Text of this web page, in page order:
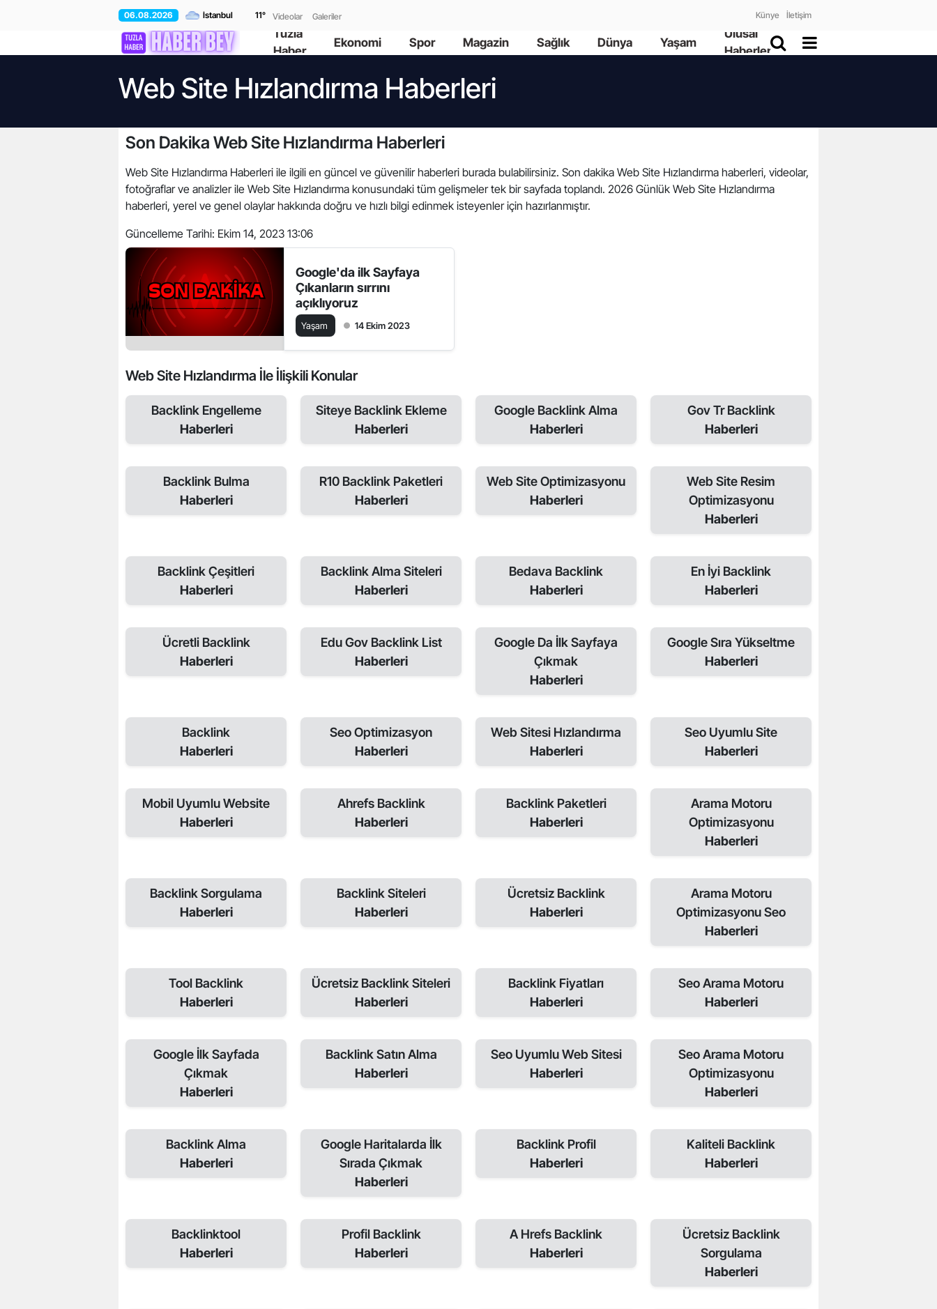
06.08.2026 11° Videolar Galeriler Künye İletişim
Tuzla
Haber
Ekonomi Spor Magazin Sağlık Dünya Yaşam
Ulusal
Haberler
Web Site Hızlandırma Haberleri
Son Dakika Web Site Hızlandırma Haberleri
Web Site Hızlandırma Haberleri ile ilgili en güncel ve güvenilir haberleri burada bulabilirsiniz. Son dakika Web Site Hızlandırma haberleri, videolar,
fotoğraflar ve analizler ile Web Site Hızlandırma konusundaki tüm gelişmeler tek bir sayfada toplandı. 2026 Günlük Web Site Hızlandırma
haberleri, yerel ve genel olaylar hakkında doğru ve hızlı bilgi edinmek isteyenler için hazırlanmıştır.
Güncelleme Tarihi: Ekim 14, 2023 13:06
Google'da ilk Sayfaya
Çıkanların sırrını
açıklıyoruz
Yaşam 14 Ekim 2023
Web Site Hızlandırma İle İlişkili Konular
Backlink Engelleme
Haberleri
Siteye Backlink Ekleme
Haberleri
Google Backlink Alma
Haberleri
Gov Tr Backlink
Haberleri
Backlink Bulma
Haberleri
R10 Backlink Paketleri
Haberleri
Web Site Optimizasyonu
Haberleri
Web Site Resim
Optimizasyonu
Haberleri
Backlink Çeşitleri
Haberleri
Backlink Alma Siteleri
Haberleri
Bedava Backlink
Haberleri
En İyi Backlink
Haberleri
Ücretli Backlink
Haberleri
Edu Gov Backlink List
Haberleri
Google Da İlk Sayfaya
Çıkmak
Haberleri
Google Sıra Yükseltme
Haberleri
Backlink
Haberleri
Seo Optimizasyon
Haberleri
Web Sitesi Hızlandırma
Haberleri
Seo Uyumlu Site
Haberleri
Mobil Uyumlu Website
Haberleri
Ahrefs Backlink
Haberleri
Backlink Paketleri
Haberleri
Arama Motoru
Optimizasyonu
Haberleri
Backlink Sorgulama
Haberleri
Backlink Siteleri
Haberleri
Ücretsiz Backlink
Haberleri
Arama Motoru
Optimizasyonu Seo
Haberleri
Tool Backlink
Haberleri
Ücretsiz Backlink Siteleri
Haberleri
Backlink Fiyatları
Haberleri
Seo Arama Motoru
Haberleri
Google İlk Sayfada
Çıkmak
Haberleri
Backlink Satın Alma
Haberleri
Seo Uyumlu Web Sitesi
Haberleri
Seo Arama Motoru
Optimizasyonu
Haberleri
Backlink Alma
Haberleri
Google Haritalarda İlk
Sırada Çıkmak
Haberleri
Backlink Profil
Haberleri
Kaliteli Backlink
Haberleri
Backlinktool
Haberleri
Profil Backlink
Haberleri
A Hrefs Backlink
Haberleri
Ücretsiz Backlink
Sorgulama
Haberleri